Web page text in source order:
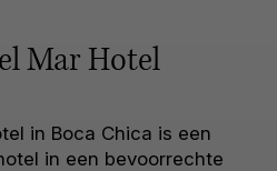
Mar Hotel
in Boca Chica is een
in een bevoorrechte